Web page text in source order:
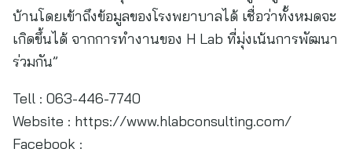
บ้านโดยเข้าถึงข้อมูลของโรงพยาบาลได้ เชื่อว่าทั้งหมดจะ
เกิดขึ้นได้ จากการทำงานของ H Lab ที่มุ่งเน้นการพัฒนา
ร่วมกัน”
Tell : 063-446-7740
Website : https://www.hlabconsulting.com/
Facebook :